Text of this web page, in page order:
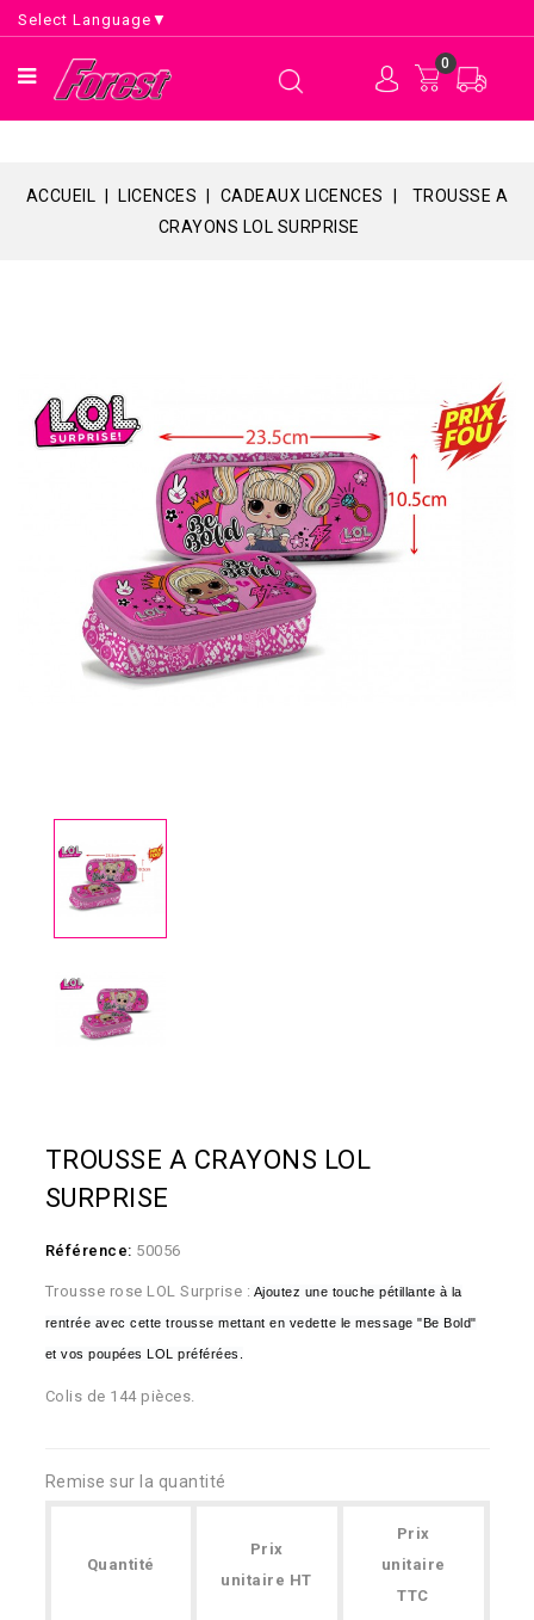
Select Language ▼
0
ACCUEIL LICENCES CADEAUX LICENCES
TROUSSE A
CRAYONS LOL SURPRISE
TROUSSE A CRAYONS LOL
SURPRISE
Référence: 50056
Trousse rose LOL Surprise : Ajoutez une touche pétillante à la
rentrée avec cette trousse mettant en vedette le message "Be Bold"
et vos poupées LOL préférées.
Colis de 144 pièces.
Remise sur la quantité
Quantité
Prix
unitaire HT
Prix
unitaire
TTC